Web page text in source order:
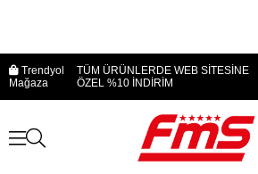
Trendyol
Mağaza
TÜM ÜRÜNLERDE WEB SİTESİNE
ÖZEL %10 İNDİRİM